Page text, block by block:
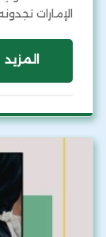
الإمارات
المزيد